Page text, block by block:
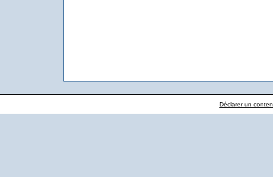
Déclarer un